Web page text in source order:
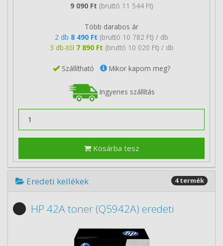
9 090 Ft (bruttó 11 544 Ft)
Több darabos ár
2 db 8 490 Ft (bruttó 10 782 Ft) / db
3 db-tól 7 890 Ft (bruttó 10 020 Ft) / db
Szállítható Mikor kapom meg?
Ingyenes szállítás
Kosárba tesz
Eredeti kellékek 4 termék
HP 42A toner (Q5942A) eredeti